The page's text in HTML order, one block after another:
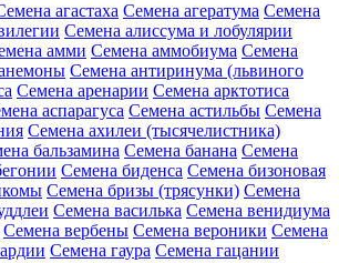
агастаха Семена агератума Семена
Семена алиссума и лобулярии
амми Семена аммобиума Семена
Семена антиринума (львиного
Семена аренарии Семена арктотиса
аспарагуса Семена астильбы Семена
Семена ахилеи (тысячелистника)
бальзамина Семена банана Семена
Семена биденса Семена бизоновая
Семена бризы (трясунки) Семена
Семена василька Семена венидиума
Семена вербены Семена вероники Семена
Семена гаура Семена гацании